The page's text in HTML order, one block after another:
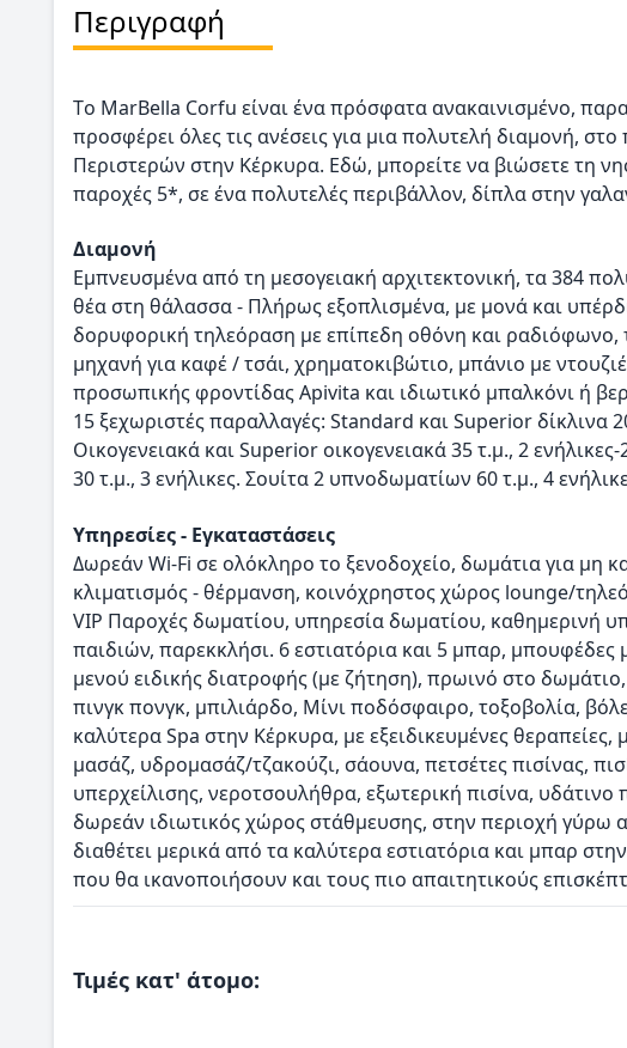
Περιγραφή
Tο MarBella Corfu είναι ένα πρόσφατα ανακαινισμένο,
προσφέρει όλες τις ανέσεις για μια πολυτελή διαμονή,
Περιστερών στην Κέρκυρα. Εδώ, μπορείτε να βιώσετε τη
παροχές 5*, σε ένα πολυτελές περιβάλλον, δίπλα στην
Διαμονή
Εμπνευσμένα από τη μεσογειακή αρχιτεκτονική, τα 384
θέα στη θάλασσα - Πλήρως εξοπλισμένα, με μονά και
δορυφορική τηλεόραση με επίπεδη οθόνη και ραδιόφωνο,
μηχανή για καφέ / τσάι, χρηματοκιβώτιο, μπάνιο με
προσωπικής φροντίδας Apivita και ιδιωτικό μπαλκόνι ή
15 ξεχωριστές παραλλαγές: Standard και Superior δίκλινα
Οικογενειακά και Superior οικογενειακά 35 τ.μ., 2
30 τ.μ., 3 ενήλικες. Σουίτα 2 υπνοδωματίων 60 τ.μ., 4
Υπηρεσίες - Εγκαταστάσεις
Δωρεάν Wi-Fi σε ολόκληρο το ξενοδοχείο, δωμάτια για μη
κλιματισμός - θέρμανση, κοινόχρηστος χώρος lounge/
VIP Παροχές δωματίου, υπηρεσία δωματίου, καθημερινή
παιδιών, παρεκκλήσι. 6 εστιατόρια και 5 μπαρ, μπουφέδες
μενού ειδικής διατροφής (με ζήτηση), πρωινό στο
πινγκ πονγκ, μπιλιάρδο, Μίνι ποδόσφαιρο, τοξοβολία,
καλύτερα Spa στην Κέρκυρα, με εξειδικευμένες
μασάζ, υδρομασάζ/τζακούζι, σάουνα, πετσέτες πισίνας,
υπερχείλισης, νεροτσουλήθρα, εξωτερική πισίνα,
δωρεάν ιδιωτικός χώρος στάθμευσης, στην περιοχή γύρω
διαθέτει μερικά από τα καλύτερα εστιατόρια και μπαρ
που θα ικανοποιήσουν και τους πιο απαιτητικούς
Τιμές κατ' άτομο: